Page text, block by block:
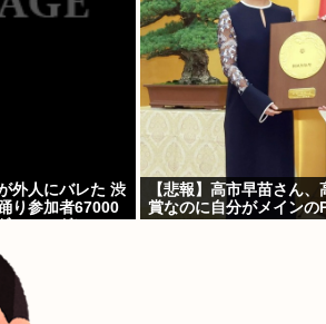
外人にバレた 渋
り参加者67000
【悲報】高市早苗さん
賞なのに自分がメインの